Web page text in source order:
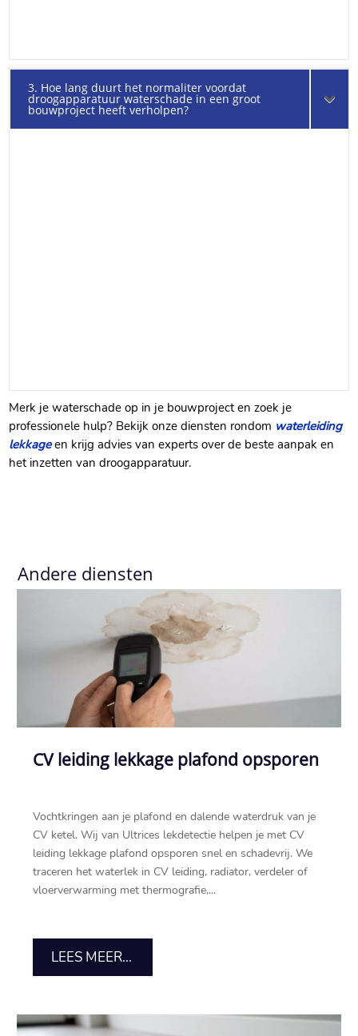
3. Hoe lang duurt het normaliter voordat
droogapparatuur waterschade in een groot
bouwproject heeft verholpen?
Merk je waterschade op in je bouwproject en zoek je
professionele hulp? Bekijk onze diensten rondom waterleiding
lekkageen krijg advies van experts over de beste aanpak en
het inzetten van droogapparatuur.​
Andere diensten
CV leiding lekkage plafond opsporen
Vochtkringen aan je plafond en dalende waterdruk van je
CV ketel.​ Wij van Ultrices lekdetectie helpen je met CV
leiding lekkage plafond opsporen snel en schadevrij.​ We
traceren het waterlek in CV leiding, radiator, verdeler of
vloerverwarming met thermografie,...
LEES MEER...